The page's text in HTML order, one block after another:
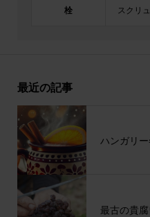
栓 スクリ
最近の記事
ハンガリ
最古の貴